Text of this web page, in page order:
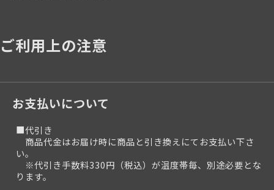
ご利用上の注意
お支払いについて
■代引き
商品代金はお届け時に商品と引き換えにてお支払い下さ
い。
※代引き手数料330円（税込）が温度帯毎、別途必要とな
ります。